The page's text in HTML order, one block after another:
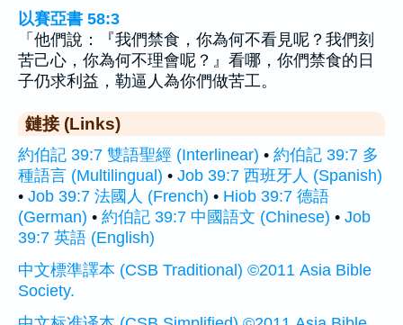
以賽亞書 58:3
「他們說：『我們禁食，你為何不看見呢？我們刻
苦己心，你為何不理會呢？』看哪，你們禁食的日
子仍求利益，勒逼人為你們做苦工。
鏈接 (Links)
約伯記 39:7 雙語聖經 (Interlinear) • 約伯記 39:7 多
種語言 (Multilingual) • Job 39:7 西班牙人 (Spanish)
• Job 39:7 法國人 (French) • Hiob 39:7 德語
(German) • 約伯記 39:7 中國語文 (Chinese) • Job
39:7 英語 (English)
中文標準譯本 (CSB Traditional) ©2011 Asia Bible
Society.